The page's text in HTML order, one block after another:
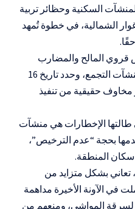
السكنية وحظائر تربية
الشمالية، في خطوة تُمهد
المالح والمضارب
البدوية، إن الإخطار شمل جميع منشآت التجمع، وحدد تاريخ 16
مخاوف حقيقية من تنفيذ
طالتها الإخطارات هي منشآت
بحجة “عدم الترخيص”،
سكان المنطقة.
عائلة بدوية، تعاني بشكل متزايد من
في الآونة الأخيرة مداهمة
لسرقة المواشي، ومنعهم من